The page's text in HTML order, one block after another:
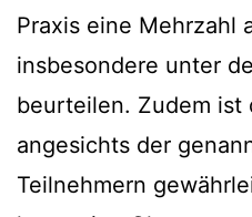
Praxis eine Mehrzahl
insbesondere unter
beurteilen. Zudem ist
angesichts der
Teilnehmern